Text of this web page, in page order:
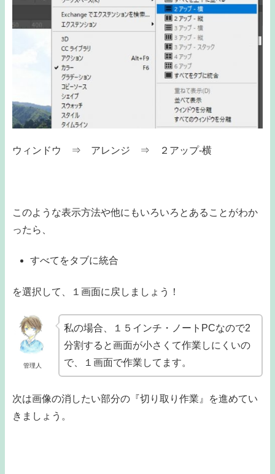
ウィンドウ ⇒ アレンジ ⇒ ２アップ-横
このような表示方法や他にもいろいろとあることがわか
ったら、
すべてをタブに統合
を選択して、１画面に戻しましょう！
管理人
私の場合、１５インチ・ノートPCなので2
分割すると画面が小さくて作業しにくいの
で、１画面で作業してます。
次は画像の消したい部分の『切り取り作業』を進めてい
きましょう。